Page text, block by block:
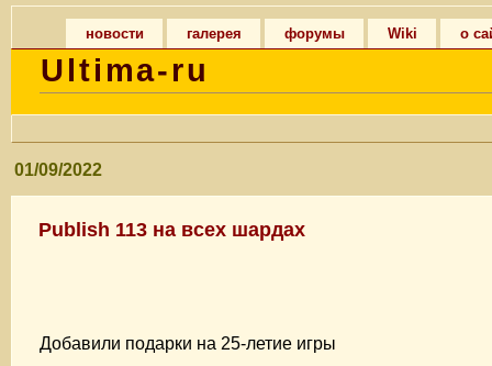
новости галерея форумы Wiki о
Ultima-ru
01/09/2022
Publish 113 на всех шардах
Добавили подарки на 25-летие игры